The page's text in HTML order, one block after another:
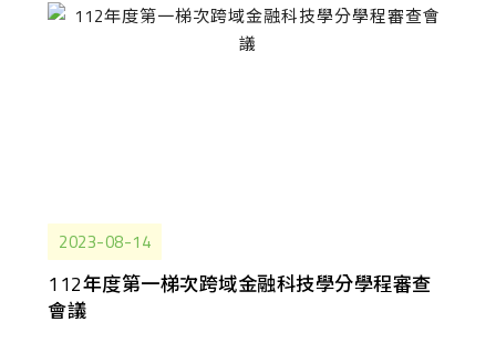
2023-08-14
112年度第一梯次跨域金融科技學分學程審查
會議